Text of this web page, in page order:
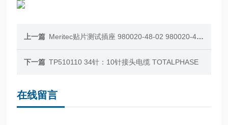
上一篇 Meritec贴片测试插座 980020-48-02 980020-48-02-K
下一篇 TP510110 34针：10针接头电缆 TOTALPHASE
在线留言